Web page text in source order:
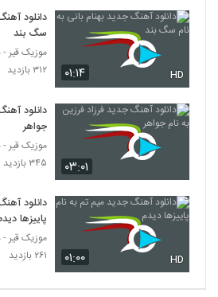
Podcast 3
6289
Setayesh)
6290
دانلود آهنگ جدید
عاشق ترین
آهنگ محمد
۰۱:۱۴ HD
دانلود
سگ بند
موزیک قیر
۳۱۲ بازدید
۰۳:۰۱
دانلود
جواهر
موزیک قیر
۳۴۵ بازدید
۰۱:۰۰ HD
دانلود
پاییزها
موزیک قیر
۲۶۱ بازدید